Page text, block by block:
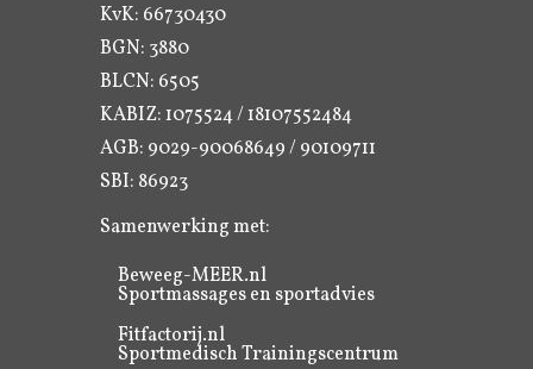
KvK: 66730430
BGN: 3880
BLCN: 6505
KABIZ: 1075524 / 18107552484
AGB: 9029-90068649 / 90109711
SBI: 86923
Samenwerking met:
Beweeg-MEER.nl
Sportmassages en sportadvies
Fitfactorij.nl
Sportmedisch Trainingscentrum